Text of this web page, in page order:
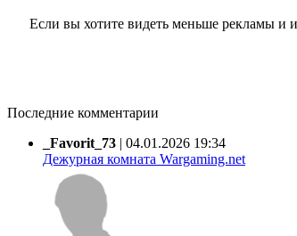
Если вы хотите видеть меньше рекламы и
Последние комментарии
_Favorit_73 | 04.01.2026 19:34
Дежурная комната Wargaming.net